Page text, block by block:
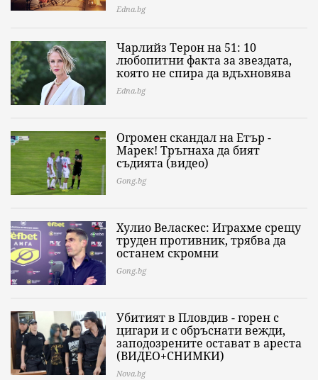
Edna.bg
Чарлийз Терон на 51: 10
любопитни факта за звездата,
която не спира да вдъхновява
Edna.bg
Огромен скандал на Етър -
Марек! Тръгнаха да бият
съдията (видео)
Gong.bg
Хулио Веласкес: Играхме срещу
труден противник, трябва да
останем скромни
Gong.bg
Убитият в Пловдив - горен с
цигари и с обръснати вежди,
заподозрените остават в ареста
(ВИДЕО+СНИМКИ)
Nova.bg